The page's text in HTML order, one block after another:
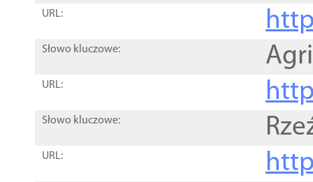
URL:
Słowo kluczowe:
URL:
Słowo kluczowe:
URL: